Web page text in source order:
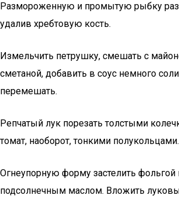
Размороженную и промытую рыбку
удалив хребтовую кость.
Измельчить петрушку, смешать с
сметаной, добавить в соус немного
перемешать.
Репчатый лук порезать толстыми
томат, наоборот, тонкими полукольцами.
Огнеупорную форму застелить фольгой
подсолнечным маслом. Вложить